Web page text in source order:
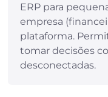
ERP para
empresa
plataforma.
tomar decisões
desconectadas.